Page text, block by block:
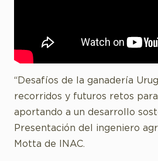
“Desafíos de la ganadería
recorridos y futuros retos
aportando a un desarrollo
Presentación del ingeniero
Motta de INAC.